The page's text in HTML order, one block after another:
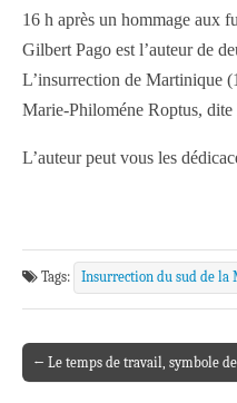
16 h après un hommage aux
Gilbert Pago est l’auteur de
L’insurrection de Martinique
Marie-Philoméne Roptus,
L’auteur peut vous les
Tags: Insurrection du sud de la
Post navigation
← Le temps de travail, symbole